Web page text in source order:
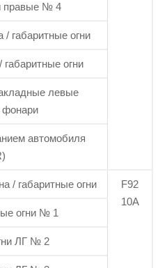
правые № 4
/ габаритные огни
огни
левые
фонари
автомобиля
/ габаритные огни
F92
10А
огни № 1
ЛГ № 2